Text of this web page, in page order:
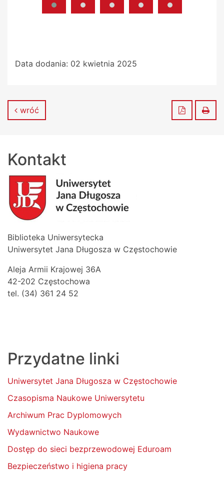
Data dodania: 02 kwietnia 2025
wróć Zapisz do
Kontakt
Biblioteka Uniwersytecka
Uniwersytet Jana Długosza w Częstochowie
Aleja Armii Krajowej 36A
42-202 Częstochowa
tel. (34) 361 24 52
Przydatne linki
Uniwersytet Jana Długosza w Częstochowie
Czasopisma Naukowe Uniwersytetu
Archiwum Prac Dyplomowych
Wydawnictwo Naukowe
Dostęp do sieci bezprzewodowej Eduroam
Bezpieczeństwo i higiena pracy